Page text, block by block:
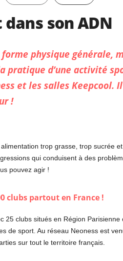
dans son ADN
physique
pratique d’une activité
et les salles
!
trop grasse, trop sucrée
qui conduisent à des
pouvez agir !
clubs partout en France !
25 clubs situés en Région
de sport. Au réseau Neoness est
sur tout le territoire français.